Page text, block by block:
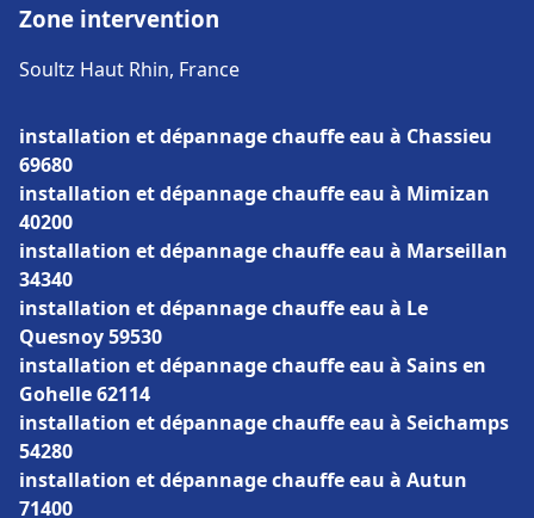
Zone intervention
Soultz Haut Rhin, France
installation et dépannage chauffe eau à Chassieu
69680
installation et dépannage chauffe eau à Mimizan
40200
installation et dépannage chauffe eau à Marseillan
34340
installation et dépannage chauffe eau à Le
Quesnoy 59530
installation et dépannage chauffe eau à Sains en
Gohelle 62114
installation et dépannage chauffe eau à Seichamps
54280
installation et dépannage chauffe eau à Autun
71400